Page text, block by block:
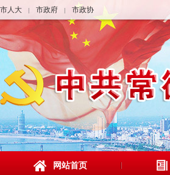
市人大 | 市政府 | 市政协
网站首页